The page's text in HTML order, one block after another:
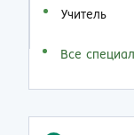
Учитель
Все